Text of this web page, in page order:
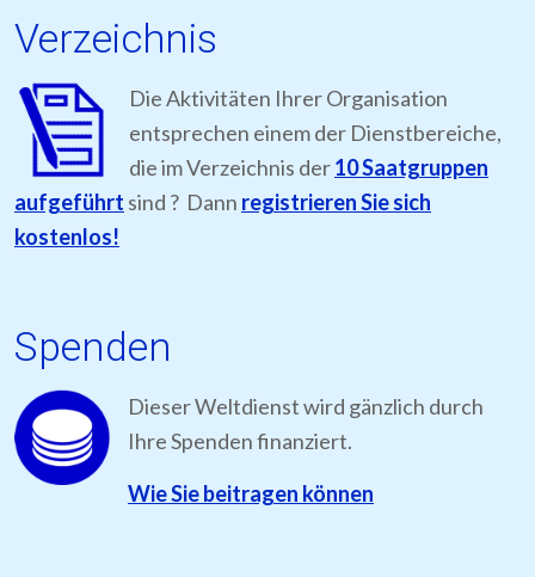
Verzeichnis
Die Aktivitäten Ihrer Organisation
entsprechen einem der Dienstbereiche,
die im Verzeichnis der10 Saatgruppen
aufgeführt sind ? Dann registrieren Sie sich
kostenlos!
Spenden
Dieser Weltdienst wird gänzlich durch
Ihre Spenden finanziert.
Wie Sie beitragen können